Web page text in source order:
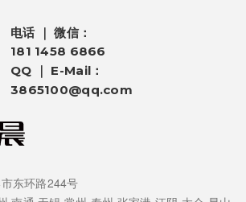
电话 ｜ 微信：
181 1458 6866
QQ ｜ E-Mail：
3865100@qq.com
东环路244号